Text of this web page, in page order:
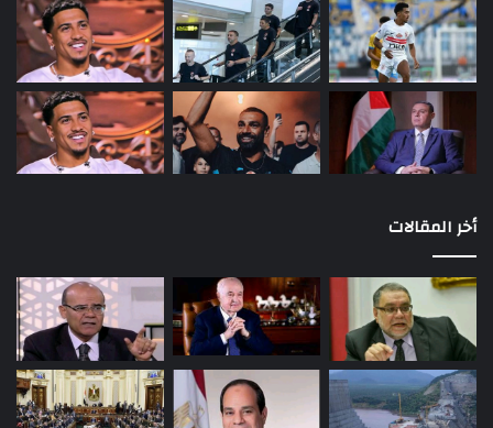
أخر المقالات